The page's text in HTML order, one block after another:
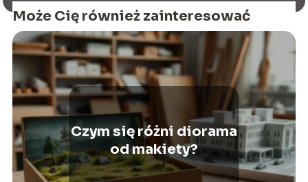
Może Cię również zainteresować
Czym się różni diorama
od makiety?